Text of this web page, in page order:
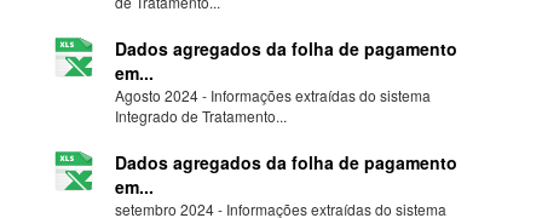
Dados agregados da folha de pagamento
em...
Agosto 2024 - Informações extraídas do sistema
Integrado de Tratamento...
Dados agregados da folha de pagamento
em...
setembro 2024 - Informações extraídas do sistema